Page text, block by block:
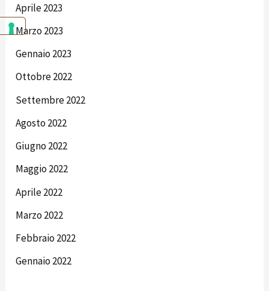
Aprile 2023
Marzo 2023
Gennaio 2023
Ottobre 2022
Settembre 2022
Agosto 2022
Giugno 2022
Maggio 2022
Aprile 2022
Marzo 2022
Febbraio 2022
Gennaio 2022